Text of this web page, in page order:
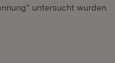
untersucht wurden.